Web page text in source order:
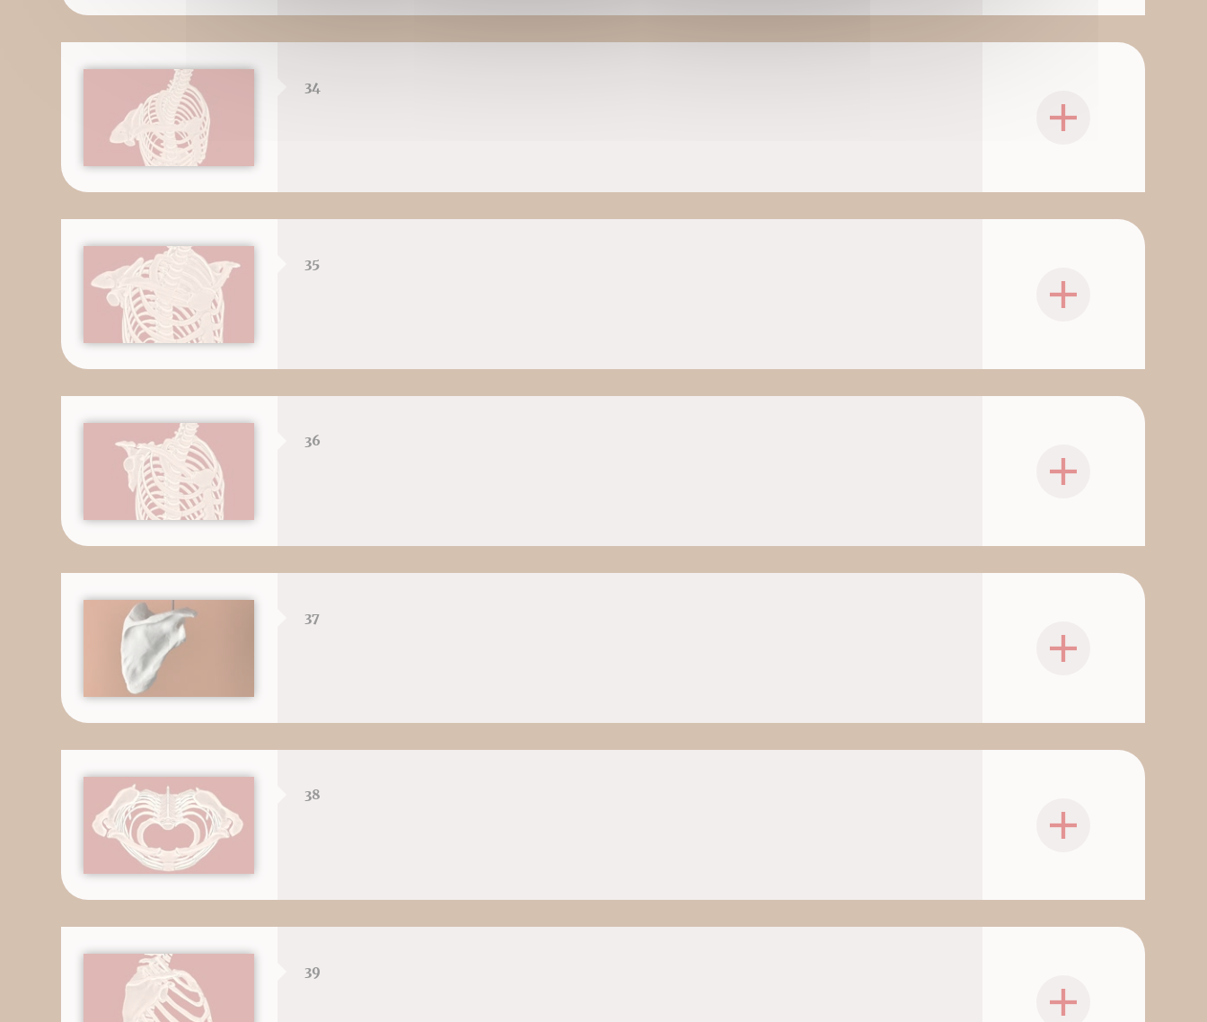
34
35
36
37
38
39